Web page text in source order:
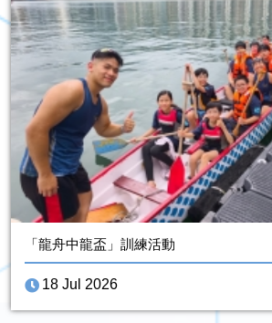
「龍舟中龍盃」訓練活動
18 Jul 2026